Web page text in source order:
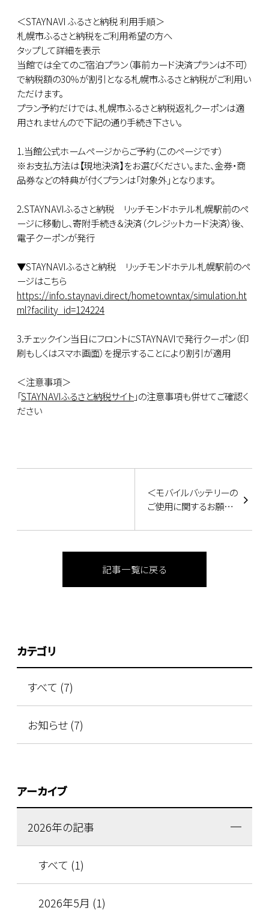
＜STAYNAVI ふるさと納税 利用手順＞
札幌市ふるさと納税をご利用希望の方へ
タップして詳細を表示
当館では全てのご宿泊プラン（事前カード決済プランは不可）
で納税額の30％が割引となる札幌市ふるさと納税がご利用い
ただけます。
プラン予約だけでは、札幌市ふるさと納税返礼クーポンは適
用されませんので下記の通り手続き下さい。
1.当館公式ホームページからご予約（このページです）
※お支払方法は【現地決済】をお選びください。また、金券・商
品券などの特典が付くプランは「対象外」となります。
2.STAYNAVIふるさと納税 リッチモンドホテル札幌駅前のペ
ージに移動し、寄附手続き＆決済（クレジットカード決済）後、
電子クーポンが発行
▼STAYNAVIふるさと納税 リッチモンドホテル札幌駅前のペ
ージはこちら
https://info.staynavi.direct/hometowntax/simulation.ht
ml?facility_id=124224
3.チェックイン当日にフロントにSTAYNAVIで発行クーポン（印
刷もしくはスマホ画面）を提示することにより割引が適用
＜注意事項＞
「STAYNAVIふるさと納税サイト」の注意事項も併せてご確認く
ださい
＜モバイルバッテリーの
ご使用に関するお願い
記事一覧に戻る
カテゴリ
すべて (7)
お知らせ (7)
アーカイブ
2026年の記事
すべて (1)
2026年5月 (1)